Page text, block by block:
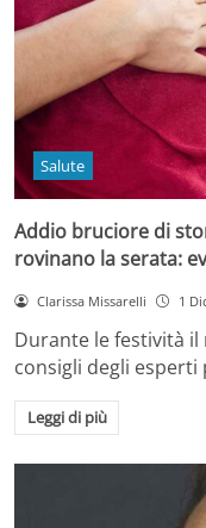
Salute
Addio bruciore di
rovinano la serata:
Clarissa Missarelli 1
Durante le festività
consigli degli
Leggi di più